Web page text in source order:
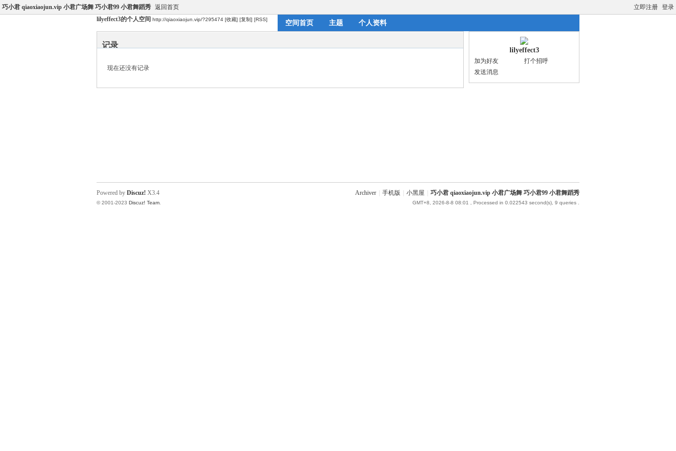
立即注册 登录
巧小君 qiaoxiaojun.vip 小君广场舞 巧小君99 小君舞蹈秀 返回首页
lilyeffect3的个人空间 http://qiaoxiaojun.vip/?295474 [收藏] [复制] [RSS] 空间首页 主题 个人资料
记录
现在还没有记录
lilyeffect3
加为好友
打个招呼
发送消息
Archiver 手机版 小黑屋 巧小君 qiaoxiaojun.vip 小君广场舞 巧小君99 小君舞蹈秀
GMT+8, 2026-8-8 08:01 , Processed in 0.022543 second(s), 9 queries .
Powered by Discuz! X3.4
© 2001-2023 Discuz! Team